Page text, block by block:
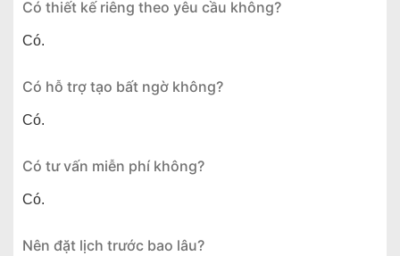
Có thiết kế riêng theo yêu cầu không?
Có.
Có hỗ trợ tạo bất ngờ không?
Có.
Có tư vấn miễn phí không?
Có.
Nên đặt lịch trước bao lâu?